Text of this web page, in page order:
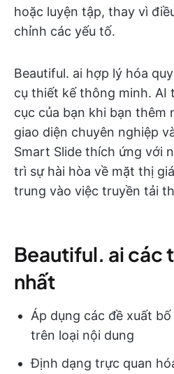
hoặc luyện tập, thay vì
chỉnh các yếu tố.
Beautiful. ai hợp lý hóa
cụ thiết kế thông minh. AI
cục của bạn khi bạn thêm
giao diện chuyên nghiệp
Smart Slide thích ứng với
trì sự hài hòa về mặt thị
trung vào việc truyền tải
Beautiful. ai các
nhất
Áp dụng các đề xuất
trên loại nội dung
Định dạng trực quan